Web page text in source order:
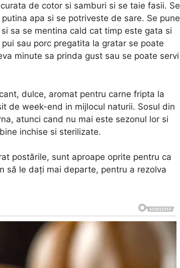
de cotor si samburi si se taie fasii. Se
apa si se potriveste de sare. Se pune
sa se mentina cald cat timp este gata si
sau porc pregatita la gratar se poate
minute sa prinda gust sau se poate servi
dulce, aromat pentru carne fripta la
de week-end in mijlocul naturii. Sosul din
atunci cand nu mai este sezonul lor si
inchise si sterilizate.
postările, sunt aproape oprite pentru ca
să le dați mai departe, pentru a rezolva